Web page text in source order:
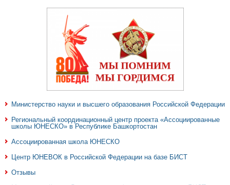
Министерство науки и высшего образования Российской Федерации
Региональный координационный центр проекта «Ассоциированные
школы ЮНЕСКО» в Республике Башкортостан
Ассоциированная школа ЮНЕСКО
Центр ЮНЕВОК в Российской Федерации на базе БИСТ
Отзывы